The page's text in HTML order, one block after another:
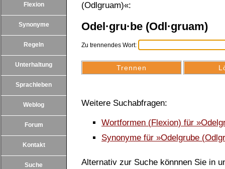
Flexion
Synonyme
Regeln
Unterhaltung
Sprachleben
Weblog
Forum
Kontakt
Suche
(Odlgruam)«:
Odel·gru·be (Odl·gruam)
Zu trennendes Wort:
Weitere Suchabfragen:
Wortformen (Flexion) für
Synonyme für »Odelgrube
Alternativ zur Suche könnnen Sie in